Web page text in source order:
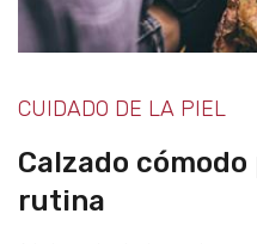
CUIDADO DE LA PIEL
Calzado
rutina